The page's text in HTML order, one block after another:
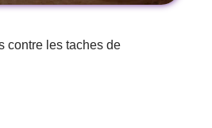
contre les taches de